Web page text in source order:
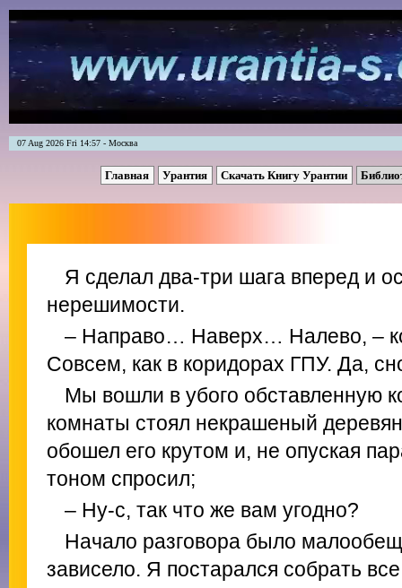
07 Aug 2026 Fri 14:57 - Москва
Главная Урантия Скачать Книгу Урантии
Я сделал два-три шага вперед и
нерешимости.
– Направо… Наверх… Налево, –
Совсем, как в коридорах ГПУ. Да,
Мы вошли в убого обставленную
комнаты стоял некрашеный
обошел его крутом и, не опуская
тоном спросил;
– Ну-с, так что же вам угодно?
Начало разговора было
зависело. Я постарался собрать